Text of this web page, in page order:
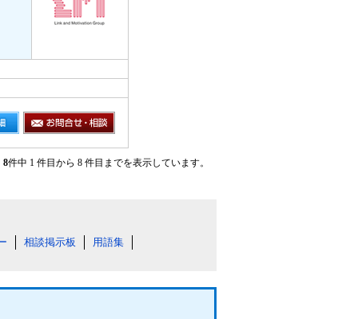
8件中 1 件目から 8 件目までを表示しています。
相談掲示板 用語集